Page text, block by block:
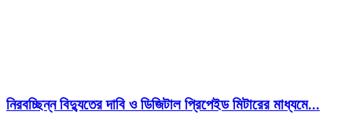
নিরবচ্ছিন্ন বিদ্যুতের দাবি ও ডিজিটাল প্রিপেইড মিটারের মাধ্যমে...